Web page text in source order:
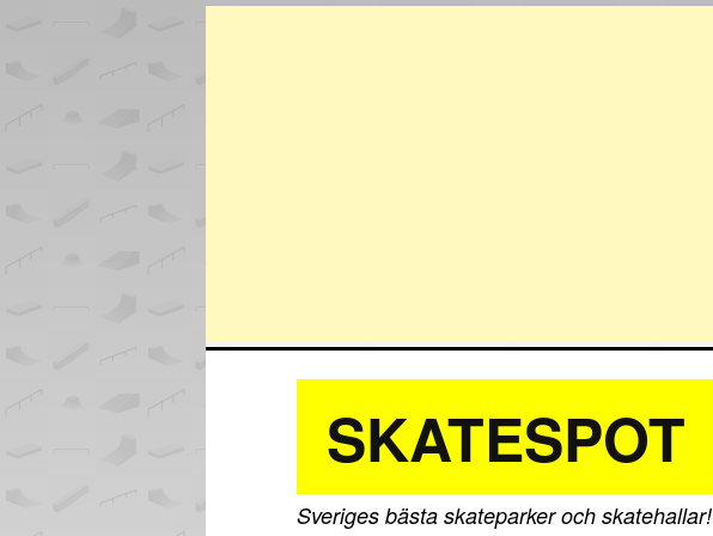
SKATESPOT
Sveriges bästa skateparker och skatehallar!